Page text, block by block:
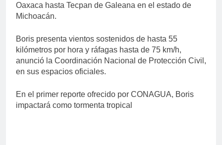
Oaxaca hasta Tecpan de Galeana en el estado de
Michoacán.
Boris presenta vientos sostenidos de hasta 55
kilómetros por hora y ráfagas hasta de 75 km/h,
anunció la Coordinación Nacional de Protección Civil,
en sus espacios oficiales.
En el primer reporte ofrecido por CONAGUA, Boris
impactará como tormenta tropical